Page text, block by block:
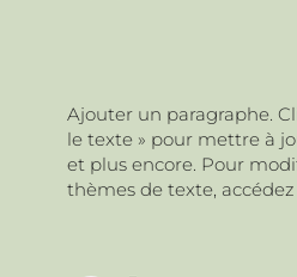
Ajouter un paragraphe.
le texte » pour mettre à
et plus encore. Pour
thèmes de texte, accédez